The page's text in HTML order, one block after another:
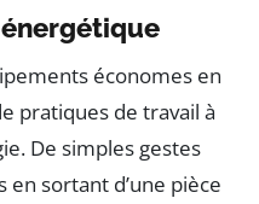
économes en
pratiques de travail à
De simples gestes
sortant d’une pièce